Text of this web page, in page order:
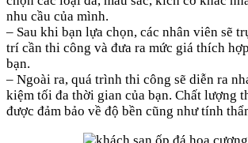
nhu cầu của mình.
– Sau khi bạn lựa chọn, các nhân viên sẽ
trí cần thi công và đưa ra mức giá thích
bạn.
– Ngoài ra, quá trình thi công sẽ diễn ra
kiệm tối đa thời gian của bạn. Chất lượng
được đảm bảo về độ bền cũng như tính